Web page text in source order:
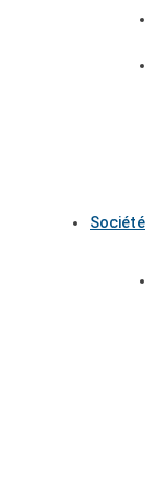
Société